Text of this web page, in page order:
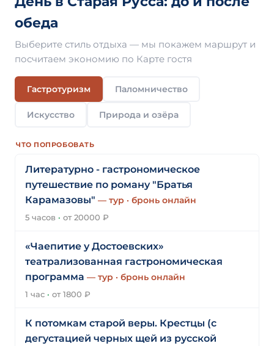
обеда
Выберите стиль отдыха — мы покажем маршрут и
посчитаем экономию по Карте гостя
Гастротуризм Паломничество
Искусство Природа и озёра
ЧТО ПОПРОБОВАТЬ
Литературно - гастрономическое
путешествие по роману "Братья
Карамазовы" — тур · бронь онлайн
5 часов · от 20000 ₽
«Чаепитие у Достоевских»
театрализованная гастрономическая
программа — тур · бронь онлайн
1 час · от 1800 ₽
К потомкам старой веры. Крестцы (с
дегустацией черных щей из русской